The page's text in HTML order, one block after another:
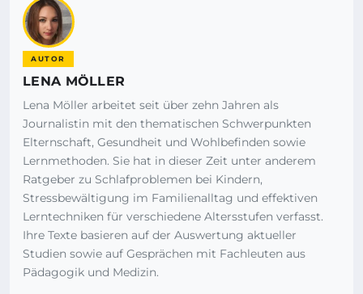
AUTOR
LENA MÖLLER
Lena Möller arbeitet seit über zehn Jahren als
Journalistin mit den thematischen Schwerpunkten
Elternschaft, Gesundheit und Wohlbefinden sowie
Lernmethoden. Sie hat in dieser Zeit unter anderem
Ratgeber zu Schlafproblemen bei Kindern,
Stressbewältigung im Familienalltag und effektiven
Lerntechniken für verschiedene Altersstufen verfasst.
Ihre Texte basieren auf der Auswertung aktueller
Studien sowie auf Gesprächen mit Fachleuten aus
Pädagogik und Medizin.